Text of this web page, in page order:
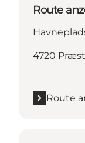
Route
4720
Route